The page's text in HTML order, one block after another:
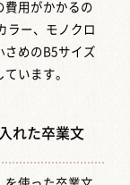
費用がかかるの
ラー、モノクロ
さめのB5サイズ
います。
れた卒業文